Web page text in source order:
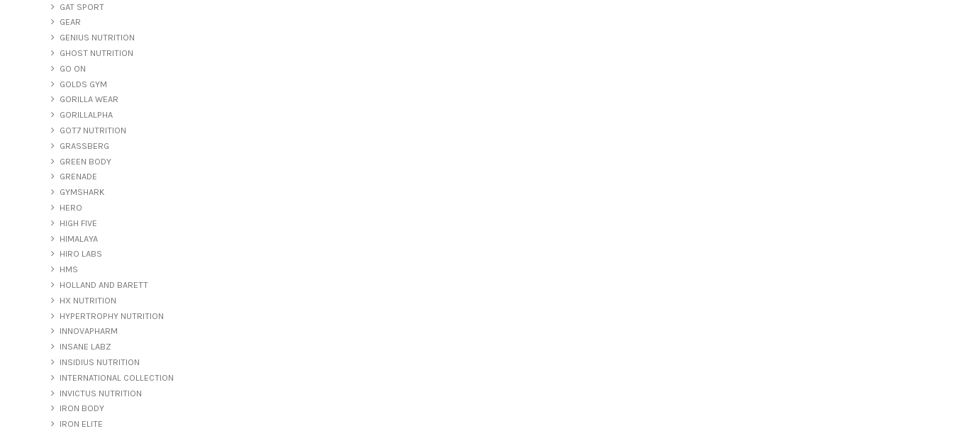
GAT SPORT
GEAR
GENIUS NUTRITION
GHOST NUTRITION
GO ON
GOLDS GYM
GORILLA WEAR
GORILLALPHA
GOT7 NUTRITION
GRASSBERG
GREEN BODY
GRENADE
GYMSHARK
HERO
HIGH FIVE
HIMALAYA
HIRO LABS
HMS
HOLLAND AND BARETT
HX NUTRITION
HYPERTROPHY NUTRITION
INNOVAPHARM
INSANE LABZ
INSIDIUS NUTRITION
INTERNATIONAL COLLECTION
INVICTUS NUTRITION
IRON BODY
IRON ELITE